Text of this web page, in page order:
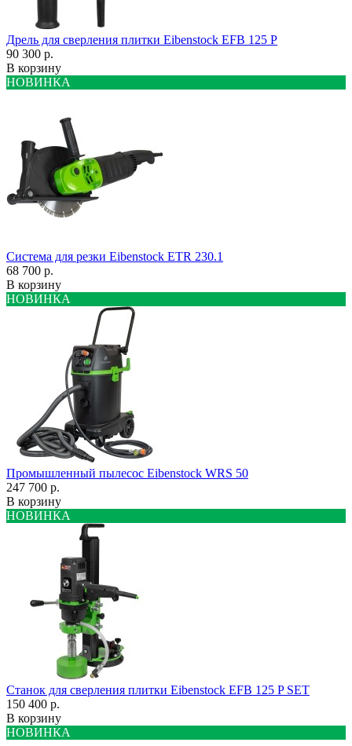
Дрель для сверления плитки Eibenstock EFB 125 P
90 300 р.
В корзину
НОВИНКА
Система для резки Eibenstock ETR 230.1
68 700 р.
В корзину
НОВИНКА
Промышленный пылесос Eibenstock WRS 50
247 700 р.
В корзину
НОВИНКА
Станок для сверления плитки Eibenstock EFB 125 P SET
150 400 р.
В корзину
НОВИНКА